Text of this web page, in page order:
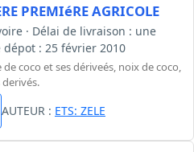
PREMIéRE AGRICOLE
· Délai de livraison : une
dépot : 25 février 2010
coco et ses dériveés, noix de coco,
AUTEUR : ETS: ZELE